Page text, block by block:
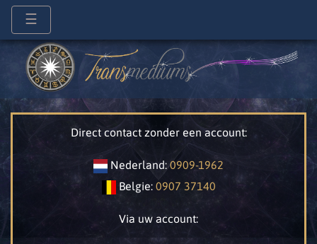
☰
Direct contact zonder een account:
Nederland:0909-1962
Belgie: 0907 37140
Via uw account: